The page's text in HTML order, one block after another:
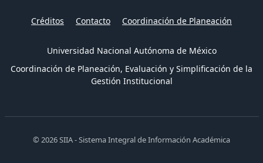
Créditos Contacto Coordinación de Planeación
Universidad Nacional Autónoma de México
Coordinación de Planeación, Evaluación y Simplificación de la
Gestión Institucional
© 2026 SIIA - Sistema Integral de Información Académica